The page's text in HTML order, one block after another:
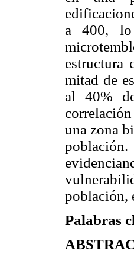
a 400, lo
estructura
mitad de
al 40%
una zona
población.
población,
Palabras